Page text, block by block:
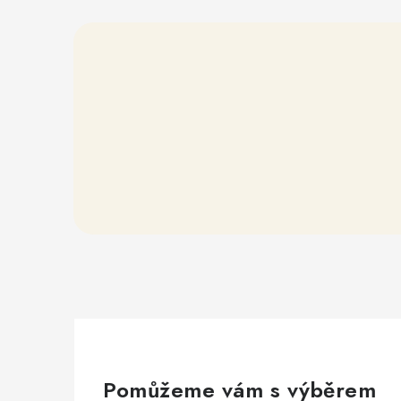
Pomůžeme vám s výběrem